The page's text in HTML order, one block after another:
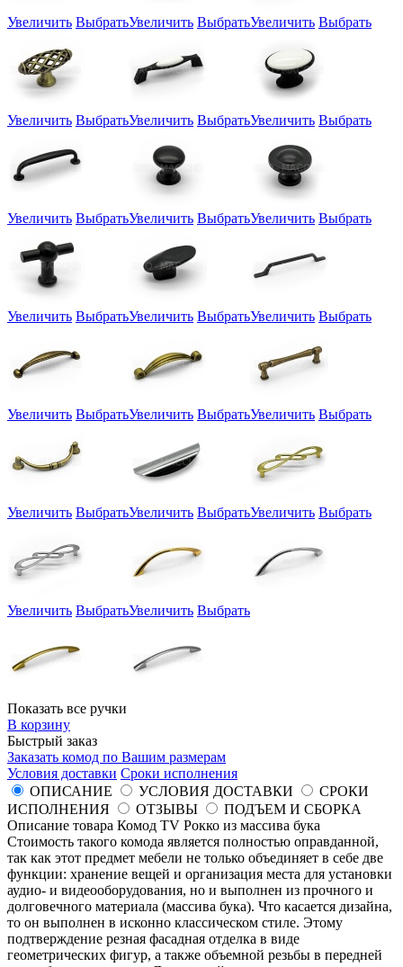
Увеличить ВыбратьУвеличить ВыбратьУвеличить Выбрать
Увеличить ВыбратьУвеличить ВыбратьУвеличить Выбрать
Увеличить ВыбратьУвеличить ВыбратьУвеличить Выбрать
Увеличить ВыбратьУвеличить ВыбратьУвеличить Выбрать
Увеличить ВыбратьУвеличить ВыбратьУвеличить Выбрать
Увеличить ВыбратьУвеличить ВыбратьУвеличить Выбрать
Увеличить ВыбратьУвеличить Выбрать
Показать все ручки
В корзину
Быстрый заказ
Заказать комод по Вашим размерам
Условия доставки Сроки исполнения
ОПИСАНИЕ
УСЛОВИЯ ДОСТАВКИ
СРОКИ
ИСПОЛНЕНИЯ
ОТЗЫВЫ
ПОДЪЕМ И СБОРКА
Описание товара Комод TV Рокко из массива бука
Стоимость такого комода является полностью оправданной,
так как этот предмет мебели не только объединяет в себе две
функции: хранение вещей и организация места для установки
аудио- и видеооборудования, но и выполнен из прочного и
долговечного материала (массива бука). Что касается дизайна,
то он выполнен в исконно классическом стиле. Этому
подтверждение резная фасадная отделка в виде
геометрических фигур, а также объемной резьбы в передней